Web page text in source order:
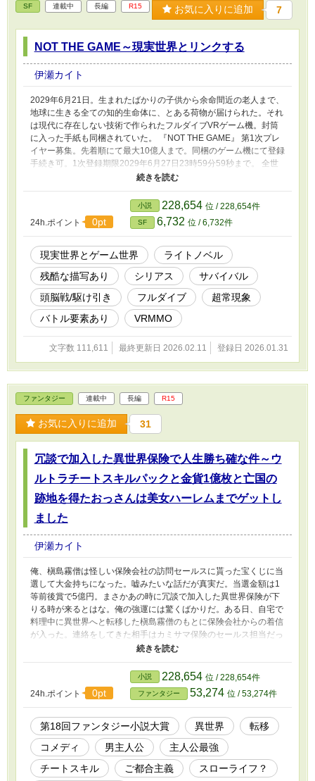
SF 連載中 長編 R15 お気に入りに追加 7
NOT THE GAME～現実世界とリンクする
伊瀬カイト
2029年6月21日。生まれたばかりの子供から余命間近の老人まで、
地球に生きる全ての知的生命体に、とある荷物が届けられた。それ
は現代に存在しない技術で作られたフルダイブVRゲーム機。封筒
に入った手紙も同梱されていた。 『NOT THE GAME』 第1次プレ
イヤー募集。先着順にて最大10億人まで。同梱のゲーム機にて登録
手続き可。1次登録期限2029年6月27日23時59分59秒まで。 全世
界の登録者数は8億4286万5396人に上った。 日本の高校3年生、成
ビス開始となる日本時間12時00分にログインした成木原は、NOT
THE GAMEというゲームに驚きを隠せなかった。 ログインして見
た最初の光景は、良く知る天井。 NOT THE GAMEは、まるで現実
世界をそのままコピーしたみたいにリアルなフィールドが採用され
ていた。 違いと言えば腰元の武器とポーチ。 そして母の頭の上に
あるNPCの文字。 街中を徘徊する魔物の存在。 成木原はNOT THE
GAMEに数々の疑惑を抱き、考察を続けながらも仲間と共にプレイ
を続け。 そして世界を揺るがす大事件が起きる―――
24h.ポイント 0pt
小説 228,654 位 / 228,654件
SF 6,732 位 / 6,732件
現実世界とゲーム世界
ライトノベル
残酷な描写あり
シリアス
サバイバル
頭脳戦/駆け引き
フルダイブ
超常現象
バトル要素あり
VRMMO
文字数 111,611 最終更新日 2026.02.11 登録日 2026.01.31
ファンタジー 連載中 長編 R15
お気に入りに追加 31
冗談で加入した異世界保険で人生勝ち確な件～ウ
ルトラチートスキルパックと金貨1億枚と亡国の
跡地を得たおっさんは美女ハーレムまでゲットし
ました
伊瀬カイト
俺、槇島霧僧は怪しい保険会社の訪問セールスに貰った宝くじに当
選して大金持ちになった。嘘みたいな話だが真実だ。当選金額は1
等前後賞で5億円。まさかあの時に冗談で加入した異世界保険が下
りる時が来るとはな。俺の強運には驚くばかりだ。ある日、自宅で
料理中に異世界へと転移した槇島霧僧のもとに保険会社からの着信
が入った。連絡をしてきた相手はカミサマ保険のセールス担当だっ
た神形天使。神形は以前槇島が加入した異世界保険の異世界転移・
召喚保障プランが適用され、異世界転移の一時金を支払うと言う。
支払われる一時金は、何と金貨1億枚。日本円にして凡そ10兆円で
ある。過去に冗談で1億円を支払い異世界保険に加入していた槇島
は、一時金の他にも特典のチートスキルパックと異世界の土地を貰
える事になり、選んだ特典がまたとんでもない代物で…。これはア
ラフォーのおっさんが豪運と何でもアリなウルトラチートを駆使し
て美女を侍らせ、異世界生活を楽しみつくす物語である。※タイト
ルは『冗談で加入した異世界保険で人生勝ち確な件～ウルトラチー
トスキルパックと金貨1億枚と亡国の跡地を得たおっさんは欲張り
に美女ハーレムまでゲットするみたいです』となります。【第18回
24h.ポイント 0pt
小説 228,654 位 / 228,654件
ファンタジー 53,274 位 / 53,274件
第18回ファンタジー小説大賞 異世界
転移
コメディ
男主人公
主人公最強
チートスキル
ご都合主義
スローライフ？